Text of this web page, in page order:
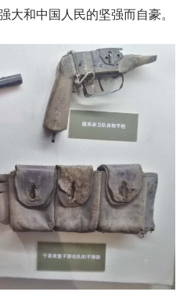
大和中国人民的坚强而自豪。